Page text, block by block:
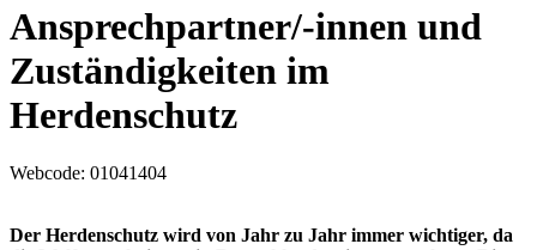
Ansprechpartner/-innen und
Zuständigkeiten im
Herdenschutz
Webcode: 01041404
Der Herdenschutz wird von Jahr zu Jahr immer wichtiger, da